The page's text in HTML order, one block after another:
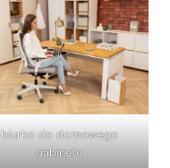
biurko do domowego
gabinetu